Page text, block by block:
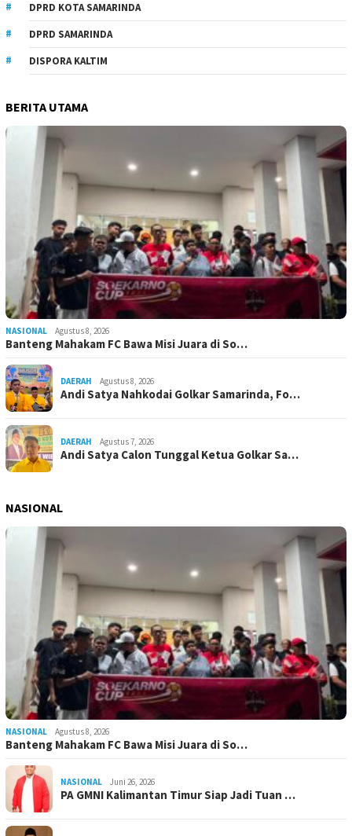
DPRD KOTA SAMARINDA
DPRD SAMARINDA
DISPORA KALTIM
BERITA UTAMA
NASIONAL Agustus 8, 2026
Banteng Mahakam FC Bawa Misi Juara di So…
DAERAH Agustus 8, 2026
Andi Satya Nahkodai Golkar Samarinda, Fo…
DAERAH Agustus 7, 2026
Andi Satya Calon Tunggal Ketua Golkar Sa…
NASIONAL
NASIONAL Agustus 8, 2026
Banteng Mahakam FC Bawa Misi Juara di So…
NASIONAL Juni 26, 2026
PA GMNI Kalimantan Timur Siap Jadi Tuan …